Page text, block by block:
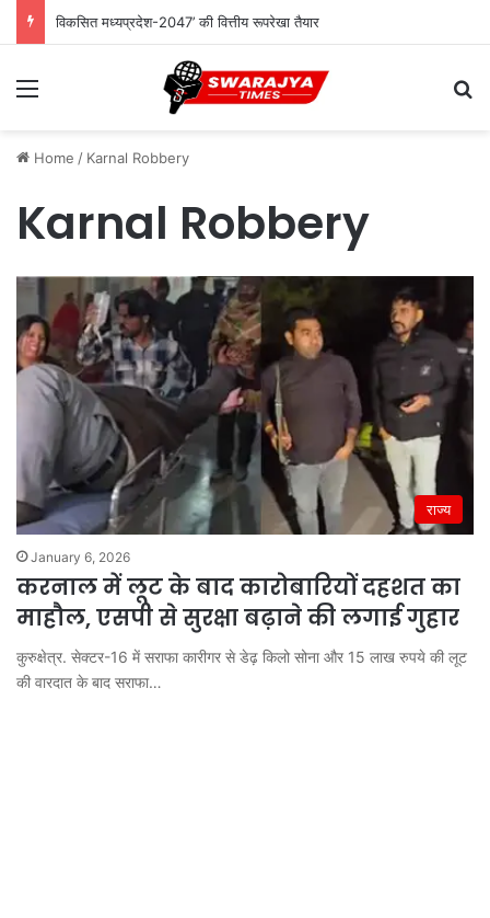
विकसित मध्यप्रदेश-2047’ की वित्तीय रूपरेखा तैयार
Menu
Home / Karnal Robbery
Karnal Robbery
राज्य
January 6, 2026
करनाल में लूट के बाद कारोबारियों दहशत का
माहौल, एसपी से सुरक्षा बढ़ाने की लगाई गुहार
कुरुक्षेत्र. सेक्टर-16 में सराफा कारीगर से डेढ़ किलो सोना और 15 लाख रुपये की लूट
की वारदात के बाद सराफा…